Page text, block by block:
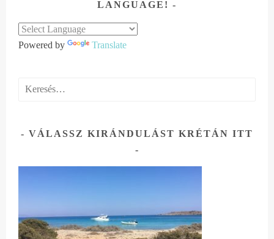
LANGUAGE!
Powered by Translate
Keresés:
VÁLASSZ KIRÁNDULÁST KRÉTÁN ITT